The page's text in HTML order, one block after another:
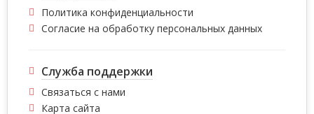
Политика конфиденциальности
Согласие на обработку персональных данных
Служба поддержки
Связаться с нами
Карта сайта